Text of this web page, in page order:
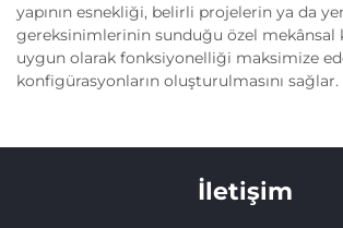
yapının esnekliği, belirli projelerin ya da
gereksinimlerinin sunduğu özel mekânsal
uygun olarak fonksiyonelliği maksimize
konfigürasyonların oluşturulmasını sağlar.
İletişim